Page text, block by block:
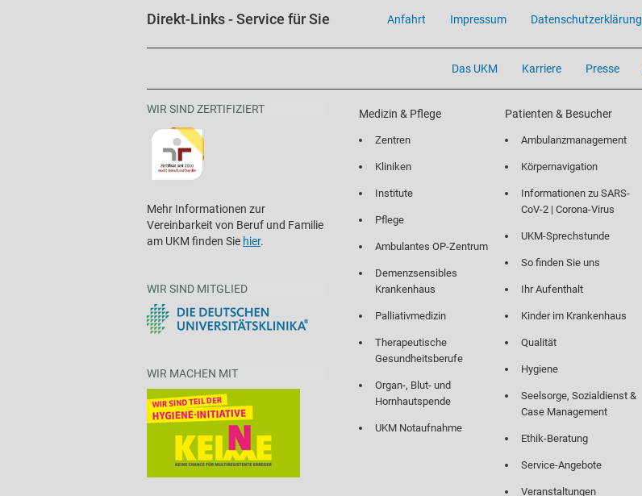
Direkt-Links - Service für Sie Anfahrt Impressum Datenschutzerklärung
Das UKM Karriere Presse
WIR SIND ZERTIFIZIERT
Mehr Informationen zur
Vereinbarkeit von Beruf und Familie
am UKM finden Sie hier.
WIR SIND MITGLIED
WIR MACHEN MIT
Medizin & Pflege
Zentren
Kliniken
Institute
Pflege
Ambulantes OP-Zentrum
Demenzsensibles
Krankenhaus
Palliativmedizin
Therapeutische
Gesundheitsberufe
Organ-, Blut- und
Hornhautspende
UKM Notaufnahme
Patienten & Besucher
Ambulanzmanagement
Körpernavigation
Informationen zu SARS-
CoV-2 | Corona-Virus
UKM-Sprechstunde
So finden Sie uns
Ihr Aufenthalt
Kinder im Krankenhaus
Qualität
Hygiene
Seelsorge, Sozialdienst &
Case Management
Ethik-Beratung
Service-Angebote
Veranstaltungen